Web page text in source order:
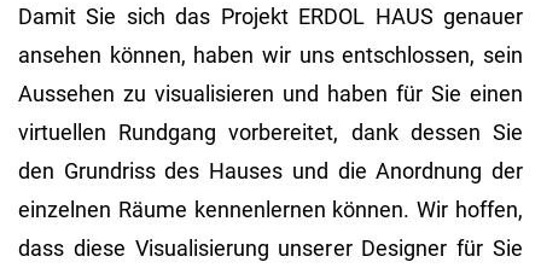
Damit Sie sich das Projekt ERDOL HAUS genauer
ansehen können, haben wir uns entschlossen, sein
Aussehen zu visualisieren und haben für Sie einen
virtuellen Rundgang vorbereitet, dank dessen Sie
den Grundriss des Hauses und die Anordnung der
einzelnen Räume kennenlernen können. Wir hoffen,
dass diese Visualisierung unserer Designer für Sie